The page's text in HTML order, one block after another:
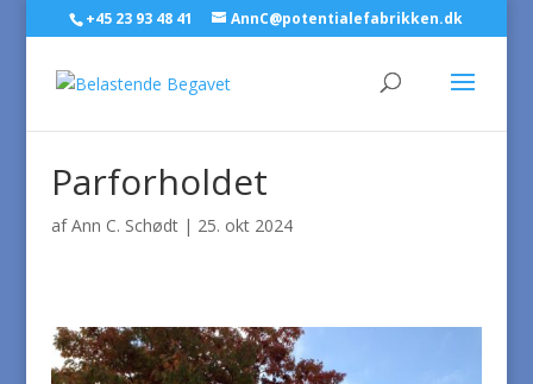
+45 23 93 48 41 AnnC@potentialefabrikken.dk
Parforholdet
afAnn C. Schødt| 25. okt 2024